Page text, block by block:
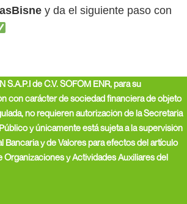
y da el siguiente paso con
S.A.P.I de C.V. SOFOM ENR, para su
con carácter de sociedad financiera de objeto
no requieren autorización de la Secretaria
y únicamente está sujeta a la supervisión
Bancaria y de Valores para efectos del artículo
Organizaciones y Actividades Auxiliares del